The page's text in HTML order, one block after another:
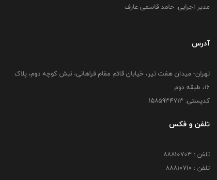
مدیر اجرایی: حامد قاسمی عارف
آدرس
تهران- میدان هفت تیر، خیابان قائم مقام فراهانی، نبش کوچه دوم، پلاک
16، طبقه دوم
کدپستی: 1585934713
تلفن و فکس
تلفن : 88810703
تلفن : 88810710